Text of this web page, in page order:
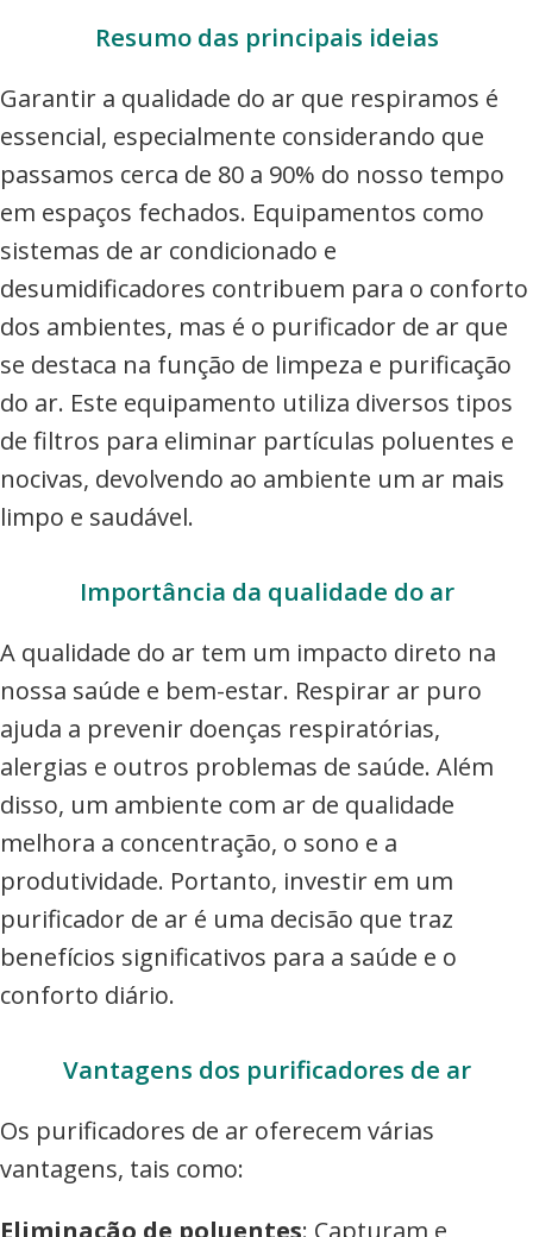
Resumo das principais ideias
Garantir a qualidade do ar que respiramos é
essencial, especialmente considerando que
passamos cerca de 80 a 90% do nosso tempo
em espaços fechados. Equipamentos como
sistemas de ar condicionado e
desumidificadores contribuem para o conforto
dos ambientes, mas é o purificador de ar que
se destaca na função de limpeza e purificação
do ar. Este equipamento utiliza diversos tipos
de filtros para eliminar partículas poluentes e
nocivas, devolvendo ao ambiente um ar mais
limpo e saudável.
Importância da qualidade do ar
A qualidade do ar tem um impacto direto na
nossa saúde e bem-estar. Respirar ar puro
ajuda a prevenir doenças respiratórias,
alergias e outros problemas de saúde. Além
disso, um ambiente com ar de qualidade
melhora a concentração, o sono e a
produtividade. Portanto, investir em um
purificador de ar é uma decisão que traz
benefícios significativos para a saúde e o
conforto diário.
Vantagens dos purificadores de ar
Os purificadores de ar oferecem várias
vantagens, tais como:
Eliminação de poluentes: Capturam e